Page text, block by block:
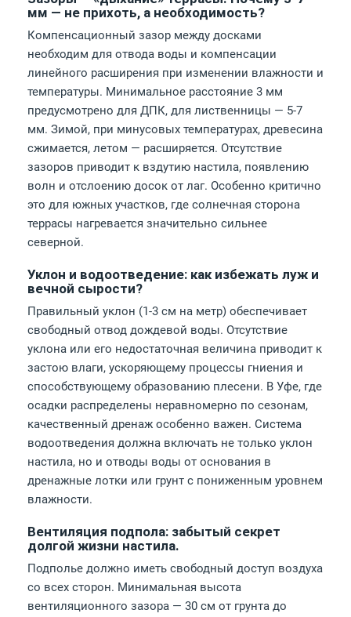
мм — не прихоть, а необходимость?
Компенсационный зазор между досками
необходим для отвода воды и компенсации
линейного расширения при изменении влажности и
температуры. Минимальное расстояние 3 мм
предусмотрено для ДПК, для лиственницы — 5-7
мм. Зимой, при минусовых температурах, древесина
сжимается, летом — расширяется. Отсутствие
зазоров приводит к вздутию настила, появлению
волн и отслоению досок от лаг. Особенно критично
это для южных участков, где солнечная сторона
террасы нагревается значительно сильнее
северной.
Уклон и водоотведение: как избежать луж и
вечной сырости?
Правильный уклон (1-3 см на метр) обеспечивает
свободный отвод дождевой воды. Отсутствие
уклона или его недостаточная величина приводит к
застою влаги, ускоряющему процессы гниения и
способствующему образованию плесени. В Уфе, где
осадки распределены неравномерно по сезонам,
качественный дренаж особенно важен. Система
водоотведения должна включать не только уклон
настила, но и отводы воды от основания в
дренажные лотки или грунт с пониженным уровнем
влажности.
Вентиляция подпола: забытый секрет
долгой жизни настила.
Подполье должно иметь свободный доступ воздуха
со всех сторон. Минимальная высота
вентиляционного зазора — 30 см от грунта до